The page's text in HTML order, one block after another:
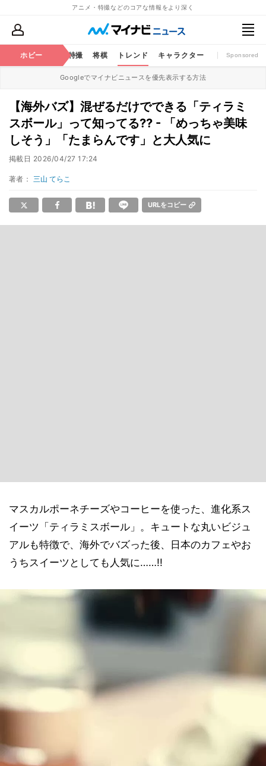
アニメ・特撮などのコアな情報をより深く
ホビー
おもちゃ 特撮 将棋 トレンド キャラクター Sponsored
Googleでマイナビニュースを優先表示する方法
【海外バズ】混ぜるだけでできる「ティラミ
スボール」って知ってる?? - 「めっちゃ美味
しそう」「たまらんです」と大人気に
掲載日 2026/04/27 17:24
著者： 三山 てらこ
URLをコピー
マスカルポーネチーズやコーヒーを使った、進化系ス
イーツ「ティラミスボール」。キュートな丸いビジュ
アルも特徴で、海外でバズった後、日本のカフェやお
うちスイーツとしても人気に……!!